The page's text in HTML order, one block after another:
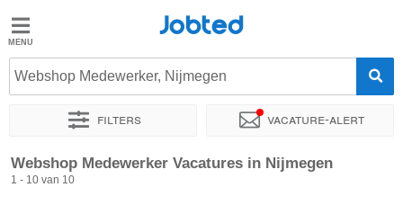
Jobted
Vacatures
Salarissen
Jobted
Webshop Medewerker, Nijmegen
Filters Vacature-alert
Sorteer op Exacte locatie Bedrijf Soort dienstverband
Webshop Medewerker Vacatures in Nijmegen
1 - 10 van 10